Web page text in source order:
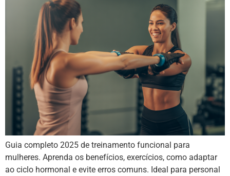
Guia completo 2025 de treinamento funcional para
mulheres. Aprenda os benefícios, exercícios, como adaptar
ao ciclo hormonal e evite erros comuns. Ideal para personal